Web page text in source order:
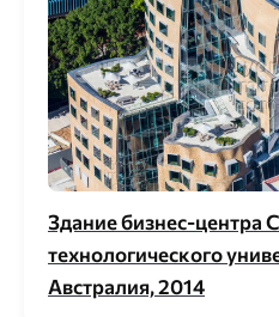
Здание бизнес-центра
технологического
Австралия, 2014